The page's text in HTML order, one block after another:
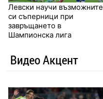
Левски научи възможните
си съперници при
завръщането в
Шампионска лига
Видео Акцент